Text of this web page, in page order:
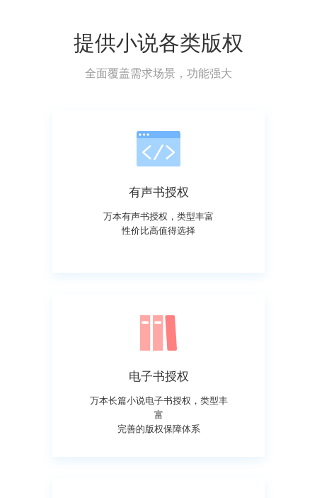
提供小说各类版权
全面覆盖需求场景，功能强大
有声书授权
万本有声书授权，类型丰富
性价比高值得选择
电子书授权
万本长篇小说电子书授权，类型丰
富
完善的版权保障体系